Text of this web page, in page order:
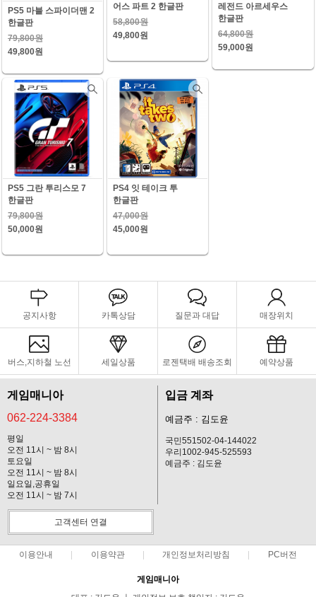
PS5 마블 스파이더맨 2
한글판
79,800원
49,800원
어스 파트 2 한글판
58,800원
49,800원
레전드 아르세우스
한글판
64,800원
59,000원
PS5 그란 투리스모 7
한글판
79,800원
50,000원
PS4 잇 테이크 투
한글판
47,000원
45,000원
공지사항 카톡상담 질문과 대답 매장위치
버스,지하철 노선 세일상품 로젠택배 배송조회 예약상품
게임매니아
062-224-3384
평일
오전 11시 ~ 밤 8시
토요일
오전 11시 ~ 밤 8시
일요일,공휴일
오전 11시 ~ 밤 7시
입금 계좌
예금주 : 김도윤
국민551502-04-144022
우리1002-945-525593
예금주 : 김도윤
고객센터 연결
이용안내 이용약관 개인정보처리방침 PC버전
게임매니아